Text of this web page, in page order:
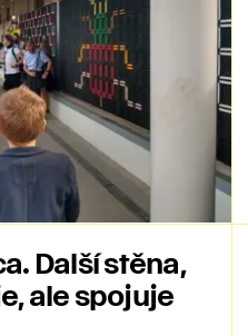
Další stěna,
ale spojuje